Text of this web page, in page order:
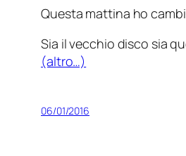
Questa mattina ho
Sia il vecchio disco sia
(altro…)
06/01/2016